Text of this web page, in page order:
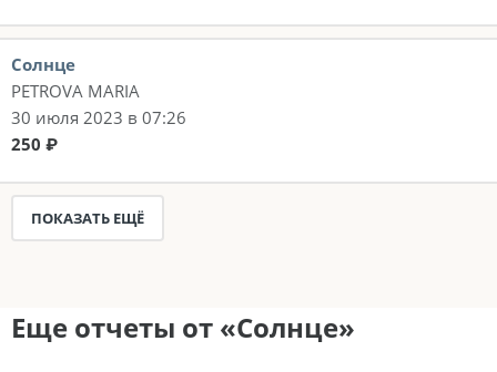
Солнце
PETROVA MARIA
30 июля 2023 в 07:26
250 ₽
ПОКАЗАТЬ ЕЩЁ
Еще отчеты от «Солнце»